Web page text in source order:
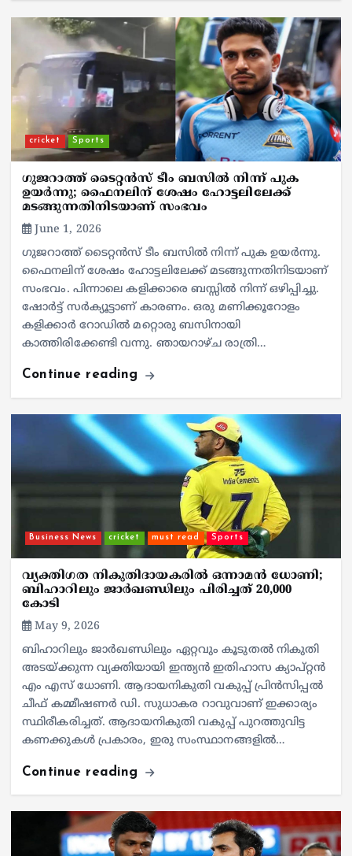
cricket Sports
ഗുജറാത്ത് ടൈറ്റൻസ് ടീം ബസിൽ നിന്ന് പുക
ഉയർന്നു; ഫൈനലിന് ശേഷം ഹോട്ടലിലേക്ക്
മടങ്ങുന്നതിനിടയാണ് സംഭവം
June 1, 2026
ഗുജറാത്ത് ടൈറ്റൻസ് ടീം ബസിൽ നിന്ന് പുക ഉയർന്നു.
ഫൈനലിന് ശേഷം ഹോട്ടലിലേക്ക് മടങ്ങുന്നതിനിടയാണ്
സംഭവം. പിന്നാലെ കളിക്കാരെ ബസ്സിൽ നിന്ന് ഒഴിപ്പിച്ചു.
ഷോർട്ട് സർക്യൂട്ടാണ് കാരണം. ഒരു മണിക്കൂറോളം
കളിക്കാർ റോഡിൽ മറ്റൊരു ബസിനായി
കാത്തിരിക്കേണ്ടി വന്നു. ഞായറാഴ്ച രാത്രി…
Continue reading
Business News cricket must read Sports
വ്യക്തിഗത നികുതിദായകരിൽ ഒന്നാമൻ ധോണി;
ബിഹാറിലും ജാർഖണ്ഡിലും പിരിച്ചത് 20,000
കോടി
May 9, 2026
ബിഹാറിലും ജാർഖണ്ഡിലും ഏറ്റവും കൂടുതൽ നികുതി
അടയ്ക്കുന്ന വ്യക്തിയായി ഇന്ത്യൻ ഇതിഹാസ ക്യാപ്റ്റൻ
എം എസ് ധോണി. ആദായനികുതി വകുപ്പ് പ്രിൻസിപ്പൽ
ചീഫ് കമ്മീഷണർ ഡി. സുധാകര റാവുവാണ് ഇക്കാര്യം
സ്ഥിരീകരിച്ചത്. ആദായനികുതി വകുപ്പ് പുറത്തുവിട്ട
കണക്കുകൾ പ്രകാരം, ഇരു സംസ്ഥാനങ്ങളിൽ…
Continue reading